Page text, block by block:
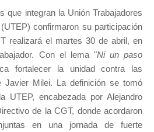
que integran la Unión Trabajadores
confirmaron su participación
realizará el martes 30 de abril, en
Con el lema "Ni un paso
fortalecer la unidad contra las
Javier Milei. La definición se tomó
UTEP, encabezada por Alejandro
de la CGT, donde acordaron
en una jornada de fuerte